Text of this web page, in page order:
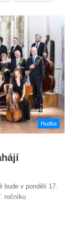
Hudba
bude v pondělí 17.
ročníku